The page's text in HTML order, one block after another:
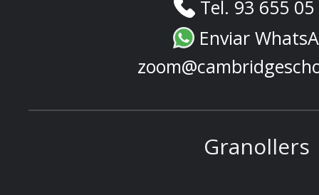
Tel. 93 655
Enviar
Granollers